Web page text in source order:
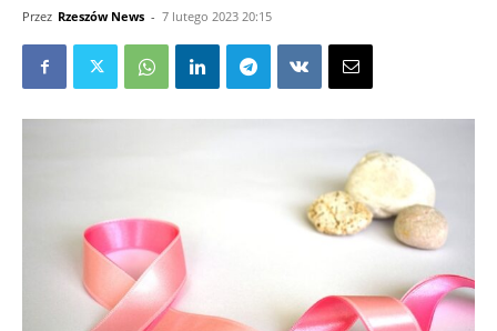
Przez Rzeszów News - 7 lutego 2023 20:15